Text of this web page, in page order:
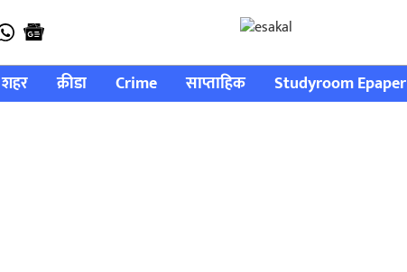
शहर क्रीडा Crime साप्ताहिक Studyroom Epaper